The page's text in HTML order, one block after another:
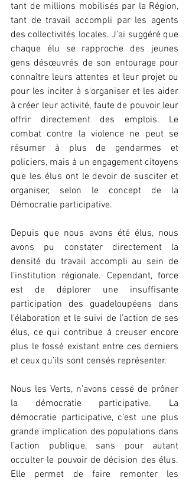
tant de millions mobilisés par la Région,
tant de travail accompli par les agents
des collectivités locales. J'ai suggéré que
chaque élu se rapproche des jeunes
gens désœuvrés de son entourage pour
connaître leurs attentes et leur projet ou
pour les inciter à s'organiser et les aider
à créer leur activité, faute de pouvoir leur
offrir directement des emplois. Le
combat contre la violence ne peut se
résumer à plus de gendarmes et
policiers, mais à un engagement citoyens
que les élus ont le devoir de susciter et
organiser, selon le concept de la
Démocratie participative.
Depuis que nous avons été élus, nous
avons pu constater directement la
densité du travail accompli au sein de
l’institution régionale. Cependant, force
est de déplorer une insuffisante
participation des guadeloupéens dans
l’élaboration et le suivi de l’action de ses
élus, ce qui contribue à creuser encore
plus le fossé existant entre ces derniers
et ceux qu’ils sont censés représenter.
Nous les Verts, n’avons cessé de prôner
la démocratie participative. La
démocratie participative, c’est une plus
grande implication des populations dans
l’action publique, sans pour autant
occulter le pouvoir de décision des élus.
Elle permet de faire remonter les